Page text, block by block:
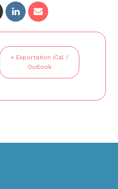
+ Exportation iCal /
Outlook